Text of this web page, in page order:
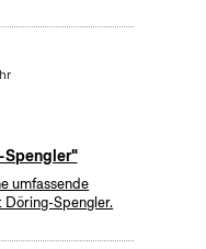
Spengler"
umfassende
Döring-Spengler.